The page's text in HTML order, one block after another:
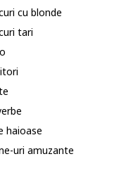
cu blonde
tari
haioase
uri amuzante